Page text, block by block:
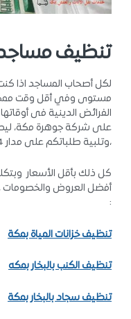
تنظيف
لكل أصحاب المساجد
مستوى وفي أقل وقت
الفرائض الدينية فى
على شركة جوهرة مكة،
،وتلبية طلباتكم على مدار 24 ساعة يومياً.
كل ذلك بأقل الأسعار
أفضل العروض والخصومات
:
تنظيف خزانات المياة بمكة
تنظيف الكنب بالبخار بمكه
تنظيف سجاد بالبخار بمكة